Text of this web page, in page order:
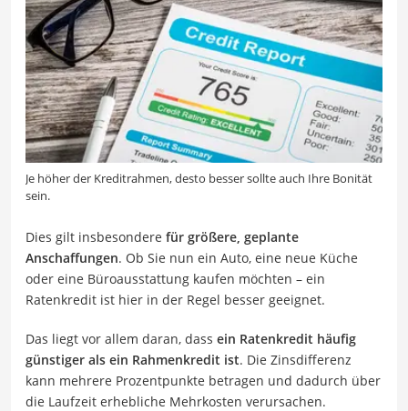
Je höher der Kreditrahmen, desto besser sollte auch Ihre Bonität
sein.
Dies gilt insbesondere für größere, geplante
Anschaffungen. Ob Sie nun ein Auto, eine neue Küche
oder eine Büroausstattung kaufen möchten – ein
Ratenkredit ist hier in der Regel besser geeignet.
Das liegt vor allem daran, dass ein Ratenkredit häufig
günstiger als ein Rahmenkredit ist. Die Zinsdifferenz
kann mehrere Prozentpunkte betragen und dadurch über
die Laufzeit erhebliche Mehrkosten verursachen.